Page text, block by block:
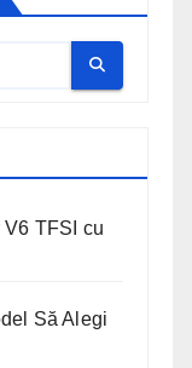
Cauta
TFSI cu
Să Alegi